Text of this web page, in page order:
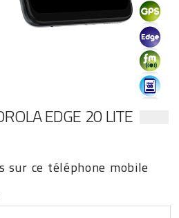
EDGE 20 LITE
sur ce téléphone mobile